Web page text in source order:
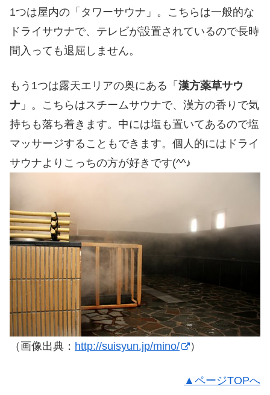
1つは屋内の「タワーサウナ」。こちらは一般的な
ドライサウナで、テレビが設置されているので長時
間入っても退屈しません。
もう1つは露天エリアの奥にある「 漢方薬草サウ
ナ 」。こちらはスチームサウナで、漢方の香りで気
持ちも落ち着きます。中には塩も置いてあるので塩
マッサージすることもできます。個人的にはドライ
サウナよりこっちの方が好きです(^^♪
（画像出典： http://suisyun.jp/mino/ ）
▲ページTOPへ